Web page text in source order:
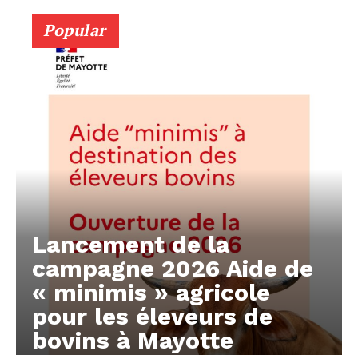
Popular
Lancement de la
campagne 2026 Aide de
« minimis » agricole
pour les éleveurs de
bovins à Mayotte